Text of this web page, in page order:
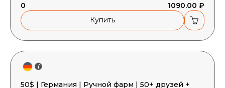
0
1090.00 ₽
Купить
50$ | Германия | Ручной фарм | 50+ друзей +